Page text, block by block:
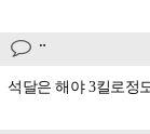
ᆢ
석달은 해야 3킬로정